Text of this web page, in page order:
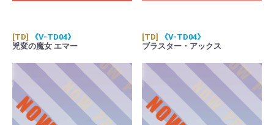
[TD]
《V-TD04》
兇変の魔女 エマー
[TD]
《V-TD04》
ブラスター・アックス